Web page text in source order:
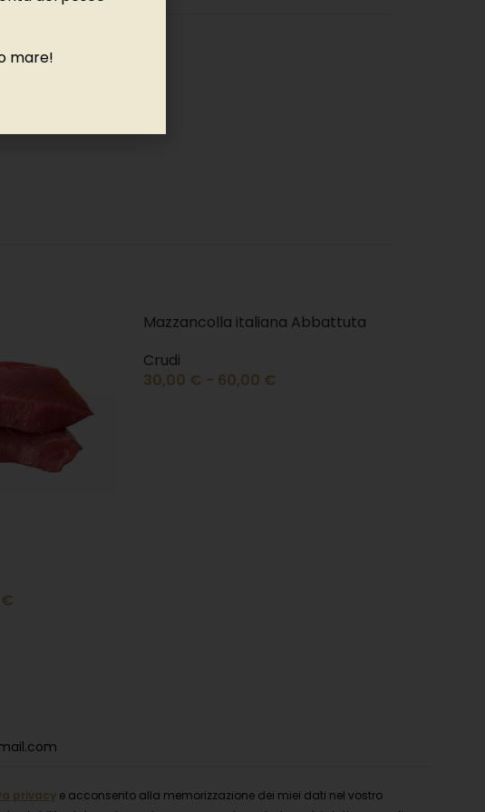
€
Mazzancolla italiana Abbattuta
Crudi
30,00 € - 60,00 €
privacy e acconsento alla memorizzazione dei miei dati nel vostro
mare!